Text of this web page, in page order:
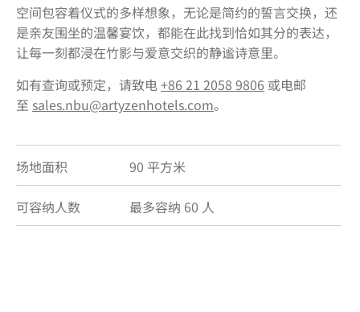
空间包容着仪式的多样想象，无论是简约的誓言交换，还
是亲友围坐的温馨宴饮，都能在此找到恰如其分的表达，
让每一刻都浸在竹影与爱意交织的静谧诗意里。
如有查询或预定，请致电+86 21 2058 9806 或电邮
至 sales.nbu@artyzenhotels.com。
场地面积 90 平方米
可容纳人数 最多容纳 60 人